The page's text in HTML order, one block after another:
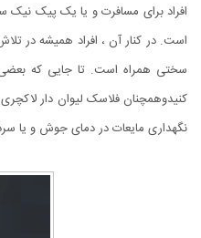
افراد برای مسافرت و یا یک پیک نیک
است. در کنار آن ، افراد همیشه در
نگهداری مایعات در دمای جوش و یا سرد با